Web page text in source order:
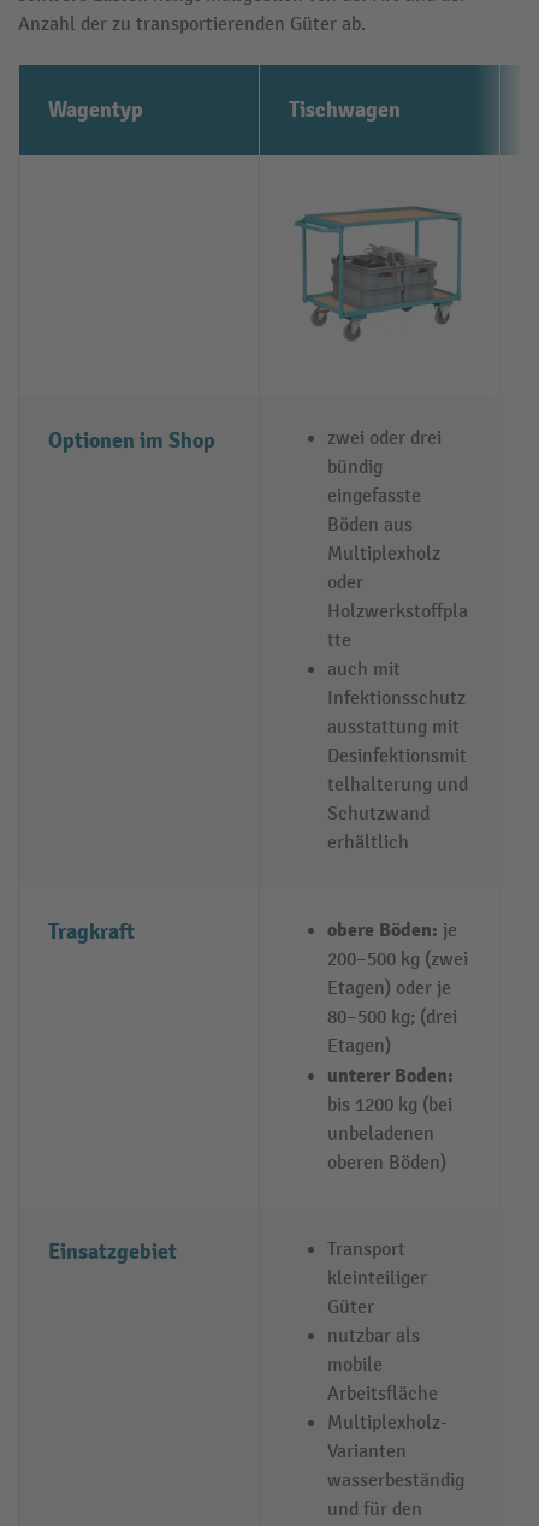
Anzahl der zu transportierenden Güter ab.
Wagentyp Tischwagen
Optionen im Shop
zwei oder drei
bündig
eingefasste
Böden aus
Multiplexholz
oder
Holzwerkstoffpla
tte
auch mit
Infektionsschutz
ausstattung mit
Desinfektionsmit
telhalterung und
Schutzwand
erhältlich
Tragkraft obere Böden: je
200–500 kg (zwei
Etagen) oder je
80–500 kg; (drei
Etagen)
unterer Boden:
bis 1200 kg (bei
unbeladenen
oberen Böden)
Einsatzgebiet
Transport
kleinteiliger
Güter
nutzbar als
mobile
Arbeitsfläche
Multiplexholz-
Varianten
wasserbeständig
und für den